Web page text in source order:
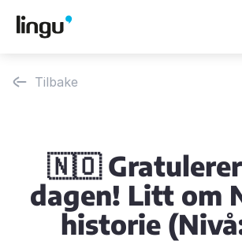
Tilbake
🇳🇴 Gratulerer
dagen! Litt om
historie